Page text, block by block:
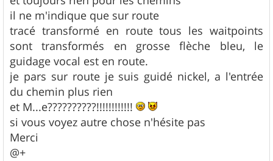
e
il ne m'indique que sur route
tracé transformé en route tous les waitpoints
sont transformés en grosse flèche bleu, le
guidage vocal est en route.
je pars sur route je suis guidé nickel, a l'entrée
du chemin plus rien
et M...e??????????!!!!!!!!!!!!
si vous voyez autre chose n'hésite pas
Merci
@+